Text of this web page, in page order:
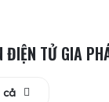
ĐIỆN TỬ GIA
cả